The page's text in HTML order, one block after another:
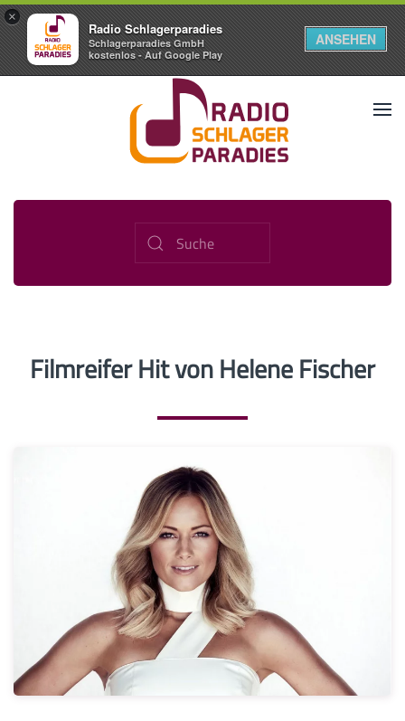
×
Radio Schlagerparadies
Schlagerparadies GmbH
kostenlos - Auf Google Play
ANSEHEN
Filmreifer Hit von Helene Fischer